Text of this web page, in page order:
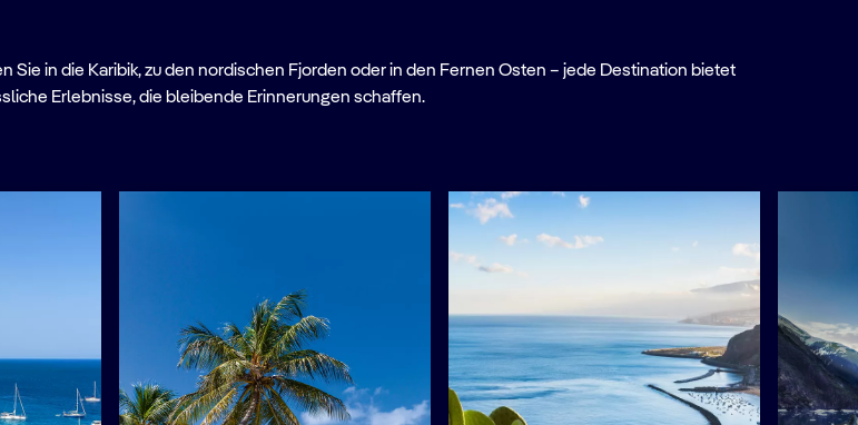
Sie in die Karibik, zu den nordischen Fjorden oder in den Fernen Osten – jede Destination bietet
Erlebnisse, die bleibende Erinnerungen schaffen.